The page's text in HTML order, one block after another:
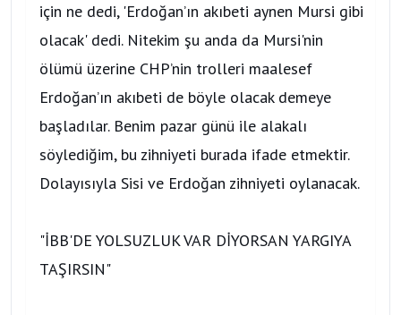
için ne dedi, 'Erdoğan’ın akıbeti aynen Mursi gibi
olacak' dedi. Nitekim şu anda da Mursi'nin
ölümü üzerine CHP’nin trolleri maalesef
Erdoğan’ın akıbeti de böyle olacak demeye
başladılar. Benim pazar günü ile alakalı
söylediğim, bu zihniyeti burada ifade etmektir.
Dolayısıyla Sisi ve Erdoğan zihniyeti oylanacak.
"İBB'DE YOLSUZLUK VAR DİYORSAN YARGIYA
TAŞIRSIN"